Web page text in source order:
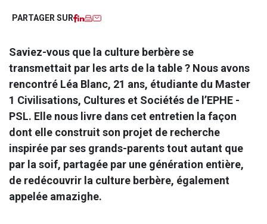
PARTAGER SUR Facebook
LinkedIn
Imprimer
Saviez-vous que la culture berbère se
transmettait par les arts de la table ? Nous avons
rencontré Léa Blanc, 21 ans, étudiante du Master
1 Civilisations, Cultures et Sociétés de l’EPHE -
PSL. Elle nous livre dans cet entretien la façon
dont elle construit son projet de recherche
inspirée par ses grands-parents tout autant que
par la soif, partagée par une génération entière,
de redécouvrir la culture berbère, également
appelée amazighe.